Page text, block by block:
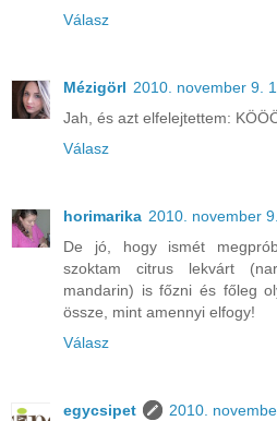
Válasz
Mézigörl 2010. november 9.
Jah, és azt elfelejtettem:
Válasz
horimarika 2010. november
De jó, hogy ismét
szoktam citrus lekvárt
mandarin) is főzni és főleg
össze, mint amennyi elfogy!
Válasz
egycsipet
2010.